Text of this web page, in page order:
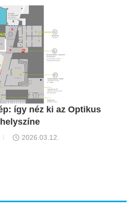
így néz ki az Optikus
2026.03.12.